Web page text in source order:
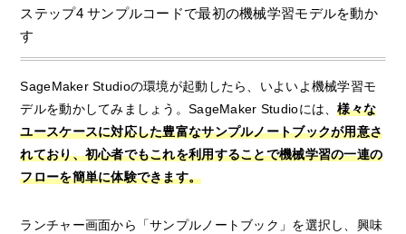
ステップ4 サンプルコードで最初の機械学習モデルを動か
す
SageMaker Studioの環境が起動したら、いよいよ機械学習モ
デルを動かしてみましょう。SageMaker Studioには、様々な
ユースケースに対応した豊富なサンプルノートブックが用意さ
れており、初心者でもこれを利用することで機械学習の一連の
フローを簡単に体験できます。
ランチャー画面から「サンプルノートブック」を選択し、興味